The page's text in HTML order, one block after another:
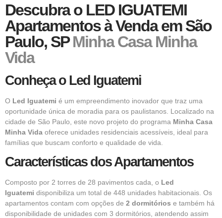
Descubra o LED IGUATEMI
Apartamentos à Venda em São
Paulo, SPMinha Casa Minha
Vida
Conheça o Led Iguatemi
O Led Iguatemi é um empreendimento inovador que traz uma
oportunidade única de moradia para os paulistanos. Localizado na
cidade de São Paulo, este novo projeto do programa Minha Casa
Minha Vida oferece unidades residenciais acessíveis, ideal para
famílias que buscam conforto e qualidade de vida.
Características dos Apartamentos
Composto por 2 torres de 28 pavimentos cada, o Led
Iguatemi disponibiliza um total de 448 unidades habitacionais. Os
apartamentos contam com opções de 2 dormitórios e também há
disponibilidade de unidades com 3 dormitórios, atendendo assim